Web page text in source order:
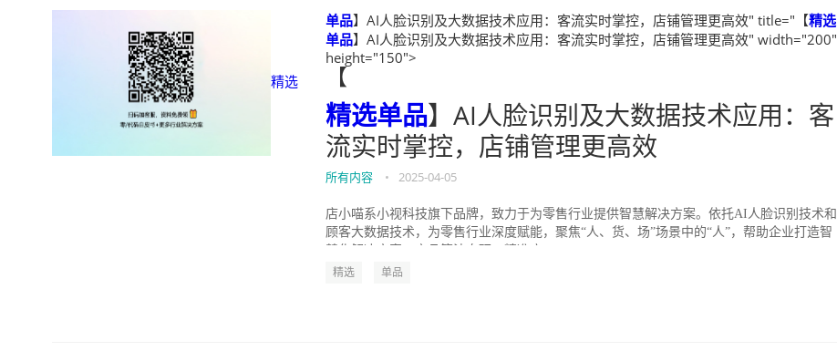
精选
单品】AI人脸识别及大数据技术应用：客流实时掌控，店铺管理更高效" title="【精选
单品】AI人脸识别及大数据技术应用：客流实时掌控，店铺管理更高效" width="200"
height="150">
【
精选单品】AI人脸识别及大数据技术应用：客
流实时掌控，店铺管理更高效
所有内容 • 2025-04-05
店小喵系小视科技旗下品牌，致力于为零售行业提供智慧解决方案。依托AI人脸识别技术和
顾客大数据技术，为零售行业深度赋能，聚焦“人、货、场”场景中的“人”，帮助企业打造智
精选 单品